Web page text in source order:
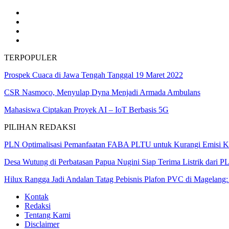
TERPOPULER
Prospek Cuaca di Jawa Tengah Tanggal 19 Maret 2022
CSR Nasmoco, Menyulap Dyna Menjadi Armada Ambulans
Mahasiswa Ciptakan Proyek AI – IoT Berbasis 5G
PILIHAN REDAKSI
PLN Optimalisasi Pemanfaatan FABA PLTU untuk Kurangi Emisi
Desa Wutung di Perbatasan Papua Nugini Siap Terima Listrik dari
Hilux Rangga Jadi Andalan Tatag Pebisnis Plafon PVC di
Kontak
Redaksi
Tentang Kami
Disclaimer